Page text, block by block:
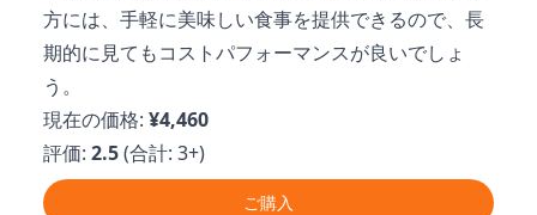
方には、手軽に美味しい食事を提供できるので、長
期的に見てもコストパフォーマンスが良いでしょ
う。
現在の価格: ¥4,460
評価: 2.5(合計: 3+)
ご購入